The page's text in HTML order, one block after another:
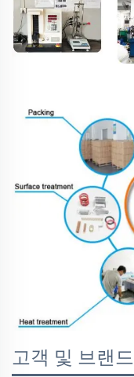
고객 및 브랜드